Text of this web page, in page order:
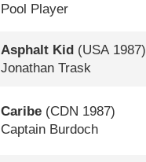
Pool Player
Asphalt Kid (USA1987)
Jonathan Trask
Caribe (CDN 1987)
Captain Burdoch